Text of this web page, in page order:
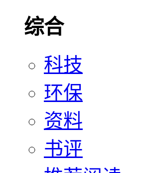
综合
科技
环保
资料
书评